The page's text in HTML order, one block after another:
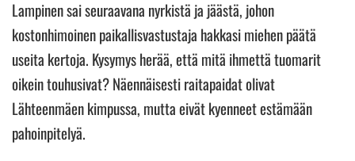
Lampinen sai seuraavana nyrkistä ja jäästä, johon
kostonhimoinen paikallisvastustaja hakkasi miehen päätä
useita kertoja. Kysymys herää, että mitä ihmettä tuomarit
oikein touhusivat? Näennäisesti raitapaidat olivat
Lähteenmäen kimpussa, mutta eivät kyenneet estämään
pahoinpitelyä.